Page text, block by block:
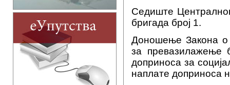
Седиште
бригада број 1.
Доношење Закона о
за превазилажење
доприноса за
наплате доприноса